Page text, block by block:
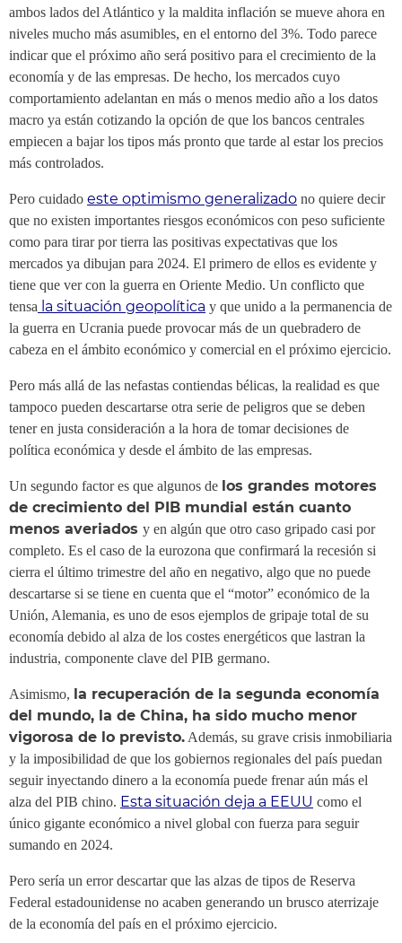
ambos lados del Atlántico y la maldita inflación se mueve ahora en
niveles mucho más asumibles, en el entorno del 3%. Todo parece
indicar que el próximo año será positivo para el crecimiento de la
economía y de las empresas. De hecho, los mercados cuyo
comportamiento adelantan en más o menos medio año a los datos
macro ya están cotizando la opción de que los bancos centrales
empiecen a bajar los tipos más pronto que tarde al estar los precios
más controlados.
Pero cuidado este optimismo generalizado no quiere decir
que no existen importantes riesgos económicos con peso suficiente
como para tirar por tierra las positivas expectativas que los
mercados ya dibujan para 2024. El primero de ellos es evidente y
tiene que ver con la guerra en Oriente Medio. Un conflicto que
tensa la situación geopolítica y que unido a la permanencia de
la guerra en Ucrania puede provocar más de un quebradero de
cabeza en el ámbito económico y comercial en el próximo ejercicio.
Pero más allá de las nefastas contiendas bélicas, la realidad es que
tampoco pueden descartarse otra serie de peligros que se deben
tener en justa consideración a la hora de tomar decisiones de
política económica y desde el ámbito de las empresas.
Un segundo factor es que algunos de los grandes motores
de crecimiento del PIB mundial están cuanto
menos averiados y en algún que otro caso gripado casi por
completo. Es el caso de la eurozona que confirmará la recesión si
cierra el último trimestre del año en negativo, algo que no puede
descartarse si se tiene en cuenta que el “motor” económico de la
Unión, Alemania, es uno de esos ejemplos de gripaje total de su
economía debido al alza de los costes energéticos que lastran la
industria, componente clave del PIB germano.
Asimismo, la recuperación de la segunda economía
del mundo, la de China, ha sido mucho menor
vigorosa de lo previsto. Además, su grave crisis inmobiliaria
y la imposibilidad de que los gobiernos regionales del país puedan
seguir inyectando dinero a la economía puede frenar aún más el
alza del PIB chino. Esta situación deja a EEUU como el
único gigante económico a nivel global con fuerza para seguir
sumando en 2024.
Pero sería un error descartar que las alzas de tipos de Reserva
Federal estadounidense no acaben generando un brusco aterrizaje
de la economía del país en el próximo ejercicio.